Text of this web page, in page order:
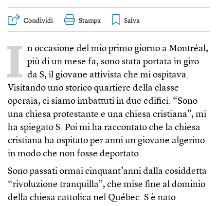
Condividi Stampa
I n occasione del mio primo giorno a Montréal,
più di un mese fa, sono stata portata in giro
da S, il giovane attivista che mi ospitava.
Visitando uno storico quartiere della classe
operaia, ci siamo imbattuti in due edifici. “Sono
una chiesa protestante e una chiesa cristiana”, mi
ha spiegato S. Poi mi ha raccontato che la chiesa
cristiana ha ospitato per anni un giovane algerino
in modo che non fosse deportato.
Sono passati ormai cinquant’anni dalla cosiddetta
“rivoluzione tranquilla”, che mise fine al dominio
della chiesa cattolica nel Québec. S è nato